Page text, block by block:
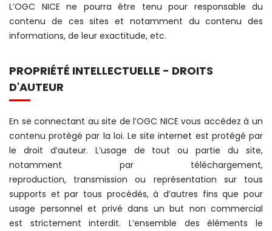
L’OGC NICE ne pourra être tenu pour responsable du
contenu de ces sites et notamment du contenu des
informations, de leur exactitude, etc.
PROPRIÉTÉ INTELLECTUELLE - DROITS
D'AUTEUR
En se connectant au site de l’OGC NICE vous accédez à un
contenu protégé par la loi. Le site internet est protégé par
le droit d’auteur. L’usage de tout ou partie du site,
notamment par téléchargement,
reproduction, transmission ou représentation sur tous
supports et par tous procédés, à d’autres fins que pour
usage personnel et privé dans un but non commercial
est strictement interdit. L’ensemble des éléments le